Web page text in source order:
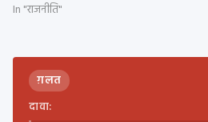
In "राजनीति"
ग़लत
दावा: